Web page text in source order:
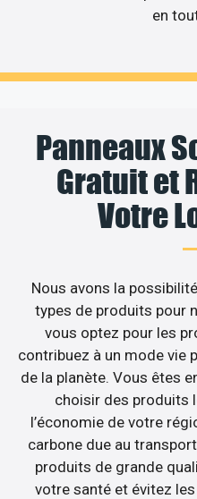
en
Panneaux
Gratuit et
Votre
Nous avons la
types de produits pour
vous optez pour les
contribuez à un mode vie
de la planète. Vous êtes
choisir des produits
l’économie de votre
carbone due au
produits de grande
votre santé et évitez